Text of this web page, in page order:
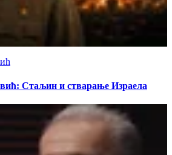
Стаљин и стварање Израела